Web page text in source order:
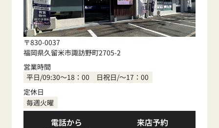
〒830-0037
福岡県久留米市諏訪野町2705-2
営業時間
平日/09:30～18：00 日祝日/～17：00
定休日
毎週火曜
電話から
来店予約